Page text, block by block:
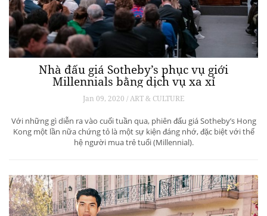
Nhà đấu giá Sotheby’s phục vụ giới
Millennials bằng dịch vụ xa xỉ
Jan 09, 2020 / ART & CULTURE
Với những gì diễn ra vào cuối tuần qua, phiên đấu giá Sotheby’s Hong
Kong một lần nữa chứng tỏ là một sự kiện đáng nhớ, đặc biệt với thế
hệ người mua trẻ tuổi (Millennial).